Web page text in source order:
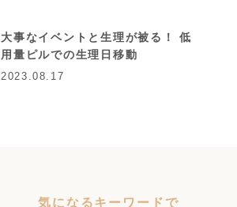
大事なイベントと生理が被る！ 低
用量ピルでの生理日移動
2023.08.17
気になるキーワードで